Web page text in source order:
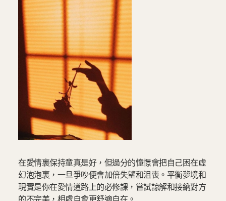
在愛情裏保持童真是好，但過分的憧憬會把自己困在虛
幻泡泡裏，一旦爭吵便會加倍失望和沮喪。平衡夢境和
現實是你在愛情道路上的必修課，嘗試諒解和接納對方
的不完美，相處自會更舒適自在。